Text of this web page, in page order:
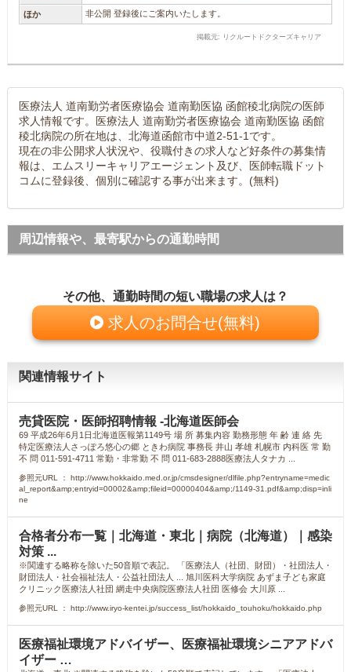
ほか 非公開 登録後にご案内いたします。
掲載元: リクルートドクターズキャリア
医療法人 道南勤労者医療協会 道南勤医協 函館稜北病院の医師
求人情報です。医療法人 道南勤労者医療協会 道南勤医協 函館
稜北病院の所在地は、北海道函館市中道2-51-1です。
現在の非公開求人状況や、役職付きの求人など好条件の募集情
報は、エムスリーキャリアエージェント及び、医師転職ドット
コムに登録後、個別に確認する事が出来ます。(無料)
周辺情報や、最寄駅からの通勤時間
その他、通勤時間の短い職場の求人は？
求人のお問合せ(無料)
関連情報サイト
売貸医院・医師招聘情報 -北海道医師会
69 平成26年6月1日北海道医報第1149号 場 所 募集内容 勤務形態 年 齢 連 絡 先
特定医療法人さっぽろ悠心の郷 ときわ病院 事務長 井山 孝雄 札幌市 内科医 常 勤
不 問 011-591-4711 常勤・非常勤 不 問 011-683-2888医療法人タナカ ...
参照元URL ： http://www.hokkaido.med.or.jp/cmsdesigner/dlfile.php?entryname=medic
al_report&amp;entryid=00002&amp;fileid=00000404&amp;/1149-31.pdf&amp;disp=inli
ne
合格者分布一覧｜北海道・東北｜病院（北海道）｜感染
対策 ...
※関連する略称を除いた50音順で表記。 「医療法人（社団、財団）・社団法人・
財団法人・社会福祉法人・公益社団法人 ... 旭川医科大学病院 あずま子ども家庭
クリニック医療法人社団 網走中央病院医療法人社団 医修会 大川原 ...
参照元URL ： http://www.iryo-kentei.jp/success_list/hokkaido_touhoku/hokkaido.php
医療福祉環境アドバイザー、医療福祉環境シニアアドバ
イザー …